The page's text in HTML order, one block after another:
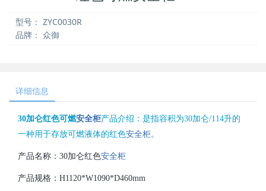
型号： ZYC0030R
品牌： 众御
详细信息
30加仑红色可燃安全柜产品介绍：是指容积为30加仑/114升的
一种用于存放可燃液体的红色安全柜。
产品名称：30加仑红色安全柜
产品规格：H1120*W1090*D460mm